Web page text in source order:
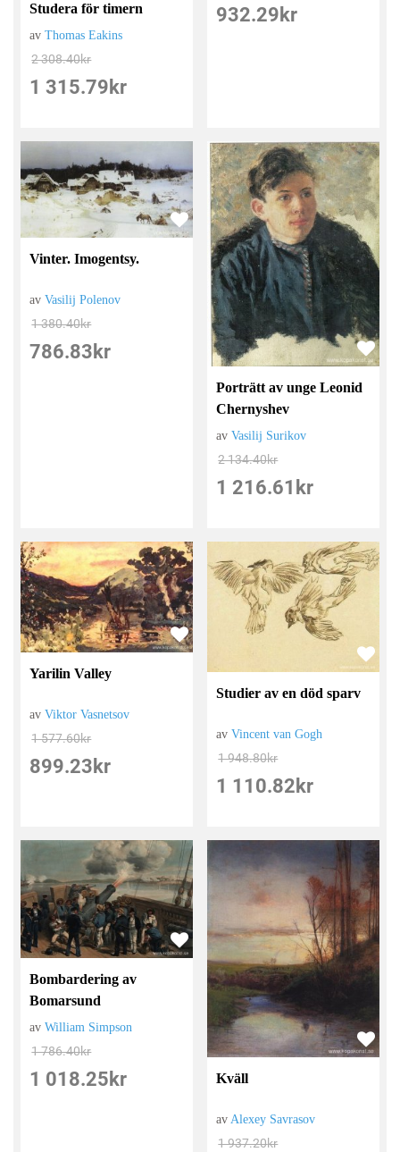
Studera för timern
avThomas Eakins
2 308.40kr
1 315.79 kr
932.29 kr
Vinter. Imogentsy.
avVasilij Polenov
1 380.40kr
786.83 kr
Porträtt av unge Leonid
Chernyshev
avVasilij Surikov
2 134.40kr
1 216.61 kr
Yarilin Valley
avViktor Vasnetsov
1 577.60kr
899.23 kr
Studier av en död sparv
avVincent van Gogh
1 948.80kr
1 110.82 kr
Bombardering av
Bomarsund
avWilliam Simpson
1 786.40kr
1 018.25 kr Kväll
avAlexey Savrasov
1 937.20kr